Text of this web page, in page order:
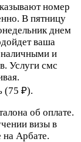
номер
В пятницу
днем
ваша
и
Услуги смс
(75 ₽).
об оплате.
визы в
на Арбате.